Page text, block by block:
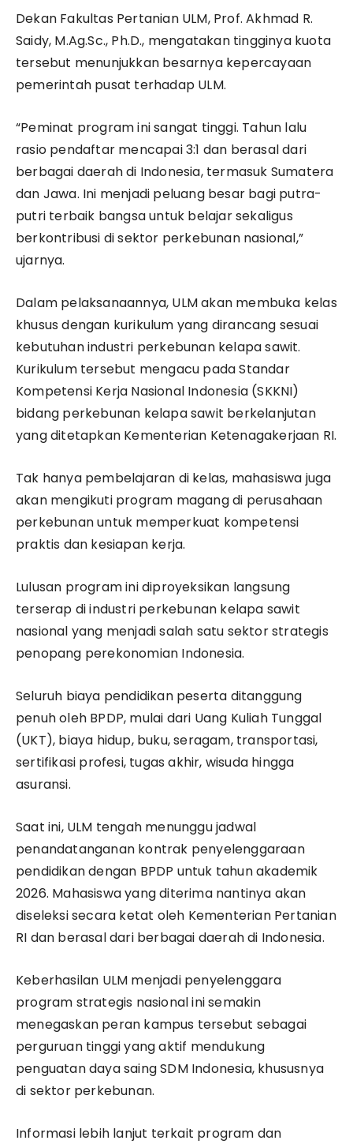
Dekan Fakultas Pertanian ULM, Prof. Akhmad R.
Saidy, M.Ag.Sc., Ph.D., mengatakan tingginya kuota
tersebut menunjukkan besarnya kepercayaan
pemerintah pusat terhadap ULM.
“Peminat program ini sangat tinggi. Tahun lalu
rasio pendaftar mencapai 3:1 dan berasal dari
berbagai daerah di Indonesia, termasuk Sumatera
dan Jawa. Ini menjadi peluang besar bagi putra-
putri terbaik bangsa untuk belajar sekaligus
berkontribusi di sektor perkebunan nasional,”
ujarnya.
Dalam pelaksanaannya, ULM akan membuka kelas
khusus dengan kurikulum yang dirancang sesuai
kebutuhan industri perkebunan kelapa sawit.
Kurikulum tersebut mengacu pada Standar
Kompetensi Kerja Nasional Indonesia (SKKNI)
bidang perkebunan kelapa sawit berkelanjutan
yang ditetapkan Kementerian Ketenagakerjaan RI.
Tak hanya pembelajaran di kelas, mahasiswa juga
akan mengikuti program magang di perusahaan
perkebunan untuk memperkuat kompetensi
praktis dan kesiapan kerja.
Lulusan program ini diproyeksikan langsung
terserap di industri perkebunan kelapa sawit
nasional yang menjadi salah satu sektor strategis
penopang perekonomian Indonesia.
Seluruh biaya pendidikan peserta ditanggung
penuh oleh BPDP, mulai dari Uang Kuliah Tunggal
(UKT), biaya hidup, buku, seragam, transportasi,
sertifikasi profesi, tugas akhir, wisuda hingga
asuransi.
Saat ini, ULM tengah menunggu jadwal
penandatanganan kontrak penyelenggaraan
pendidikan dengan BPDP untuk tahun akademik
2026. Mahasiswa yang diterima nantinya akan
diseleksi secara ketat oleh Kementerian Pertanian
RI dan berasal dari berbagai daerah di Indonesia.
Keberhasilan ULM menjadi penyelenggara
program strategis nasional ini semakin
menegaskan peran kampus tersebut sebagai
perguruan tinggi yang aktif mendukung
penguatan daya saing SDM Indonesia, khususnya
di sektor perkebunan.
Informasi lebih lanjut terkait program dan